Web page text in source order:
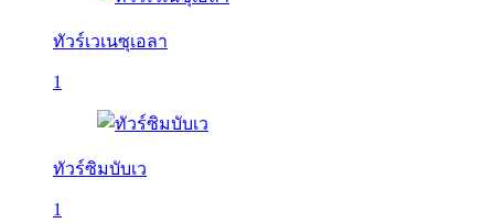
ทัวร์เวเนซุเอลา
1
ทัวร์ซิมบับเว
1